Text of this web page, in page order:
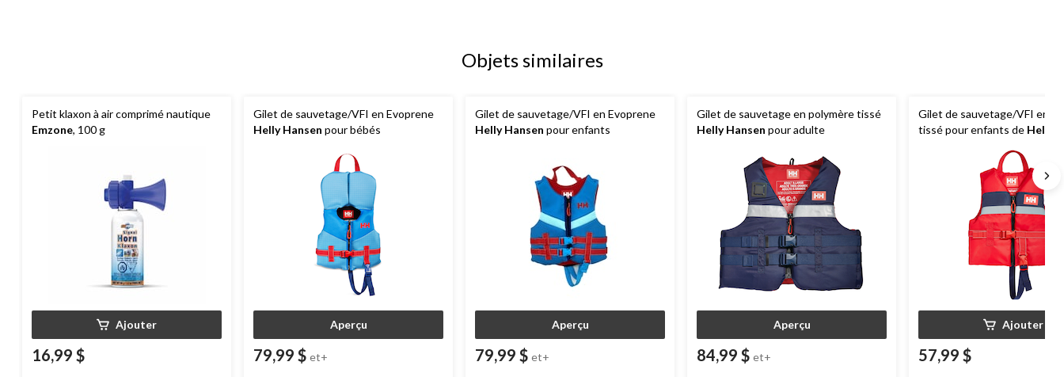
Objets similaires
Petit klaxon à air comprimé nautique
Emzone, 100 g
Ajouter
16,99 $
Gilet de sauvetage/VFI en Evoprene
Helly Hansen pour bébés
Aperçu
79,99 $ et+
Gilet de sauvetage/VFI en Evoprene
Helly Hansen pour enfants
Aperçu
79,99 $ et+
Gilet de sauvetage en polymère tissé
Helly Hansen pour adulte
Aperçu
84,99 $ et+
Gilet de sauvetage/VFI en
tissé pour enfants de Helly
Ajouter
57,99 $